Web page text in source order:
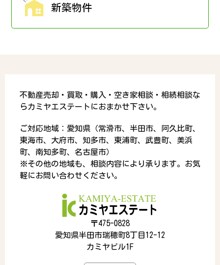
新築物件
不動産売却・買取・購入・空き家相談・相続相談な
らカミヤエステートにおまかせ下さい。
ご対応地域：愛知県（常滑市、半田市、阿久比町、
東海市、大府市、知多市、東浦町、武豊町、美浜
町、南知多町、名古屋市）
※その他の地域も、相談内容により承ります。お気
軽にお問い合わせください。
〒475-0828
愛知県半田市瑞穂町8丁目12-12
カミヤビル1F